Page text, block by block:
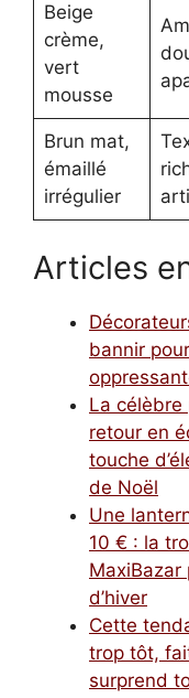
Beige
crème,
vert
mousse
Brun mat,
émaillé
irrégulier
Articles
bannir
La célèbre
retour en
touche
de Noël
Une
10 € : la
MaxiBazar
d’hiver
Cette
trop tôt,
surprend